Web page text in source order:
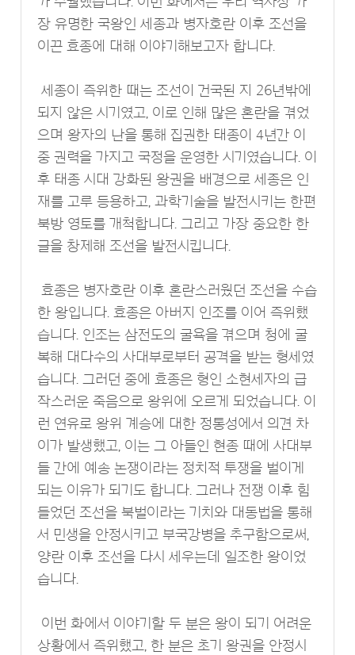
장 유명한 국왕인 세종과 병자호란 이후 조선을
이끈 효종에 대해 이야기해보고자 합니다.
세종이 즉위한 때는 조선이 건국된 지 26년밖에
되지 않은 시기였고, 이로 인해 많은 혼란을 겪었
으며 왕자의 난을 통해 집권한 태종이 4년간 이
중 권력을 가지고 국정을 운영한 시기였습니다. 이
후 태종 시대 강화된 왕권을 배경으로 세종은 인
재를 고루 등용하고, 과학기술을 발전시키는 한편
북방 영토를 개척합니다. 그리고 가장 중요한 한
글을 창제해 조선을 발전시킵니다.
효종은 병자호란 이후 혼란스러웠던 조선을 수습
한 왕입니다. 효종은 아버지 인조를 이어 즉위했
습니다. 인조는 삼전도의 굴욕을 겪으며 청에 굴
복해 대다수의 사대부로부터 공격을 받는 형세였
습니다. 그러던 중에 효종은 형인 소현세자의 급
작스러운 죽음으로 왕위에 오르게 되었습니다. 이
런 연유로 왕위 계승에 대한 정통성에서 의견 차
이가 발생했고, 이는 그 아들인 현종 때에 사대부
들 간에 예송 논쟁이라는 정치적 투쟁을 벌이게
되는 이유가 되기도 합니다. 그러나 전쟁 이후 힘
들었던 조선을 북벌이라는 기치와 대동법을 통해
서 민생을 안정시키고 부국강병을 추구함으로써,
양란 이후 조선을 다시 세우는데 일조한 왕이었
습니다.
이번 화에서 이야기할 두 분은 왕이 되기 어려운
상황에서 즉위했고, 한 분은 초기 왕권을 안정시